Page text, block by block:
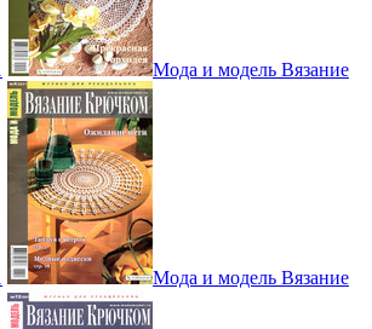
Мода и модель Вязание
Мода и модель Вязание